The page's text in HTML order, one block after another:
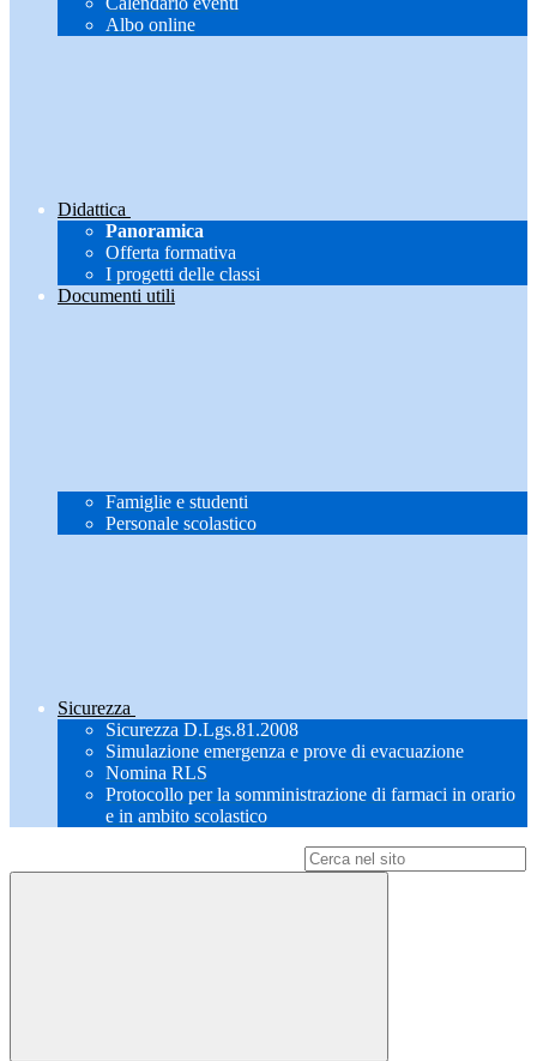
Albo online
Didattica
Panoramica
Offerta formativa
I progetti delle classi
Documenti utili
Famiglie e studenti
Personale scolastico
Sicurezza
Sicurezza D.Lgs.81.2008
Simulazione emergenza e prove di evacuazione
Nomina RLS
Protocollo per la somministrazione di farmaci in orario
e in ambito scolastico